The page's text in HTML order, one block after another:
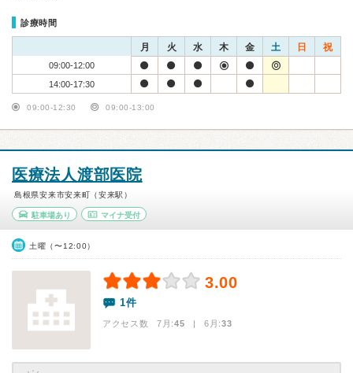
診療時間
月 火 水 木 金 土 日 祝
09:00-12:00
14:00-17:30
09:00-12:30 09:00-13:00
医療法人渡部医院
島根県安来市安来町（安来駅）
駐車場あり マイナ受付
土曜（〜12:00）
3.00
1件
アクセス数 7月:45 | 6月:33